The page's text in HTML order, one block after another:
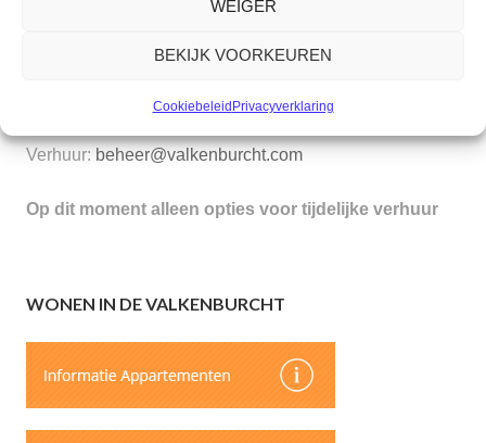
WEIGER
BEKIJK VOORKEUREN
CookiebeleidPrivacyverklaring
Parkflat de Valkenburcht
(026) 333 42 10
Verhuur: beheer@valkenburcht.com
Op dit moment alleen opties voor tijdelijke verhuur
WONEN IN DE VALKENBURCHT